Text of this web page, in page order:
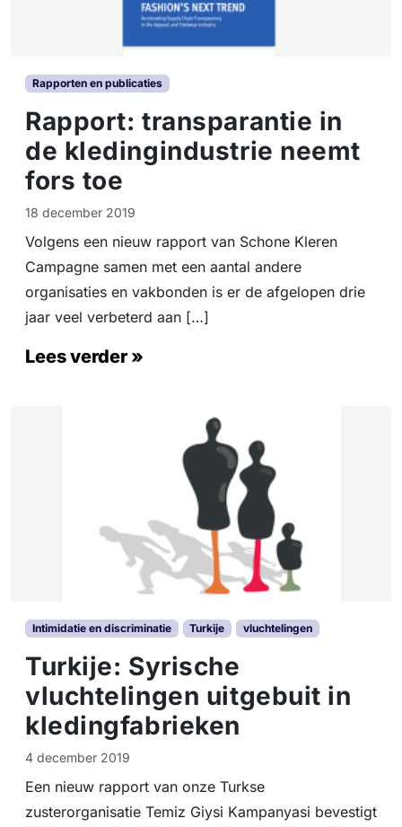
g
e
n
z
ë
d
i
n
g
-
x
t
r
b
e
i
e
s
e
r
s
Rapporten en publicaties
Rapport: transparantie in
de kledingindustrie neemt
fors toe
18 december 2019
Volgens een nieuw rapport van Schone Kleren
Campagne samen met een aantal andere
organisaties en vakbonden is er de afgelopen drie
jaar veel verbeterd aan […]
Lees verder »
Intimidatie en discriminatie Turkije vluchtelingen
Turkije: Syrische
vluchtelingen uitgebuit in
kledingfabrieken
4 december 2019
Een nieuw rapport van onze Turkse
zusterorganisatie Temiz Giysi Kampanyasi bevestigt